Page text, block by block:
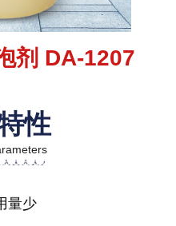
剂 DA-1207
性
量少